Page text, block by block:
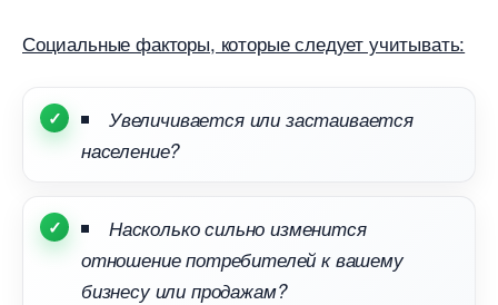
Социальные факторы, которые следует учитывать:
Увеличивается или застаивается
население?
Насколько сильно изменится
отношение потребителей к вашему
изнесу или продажам?